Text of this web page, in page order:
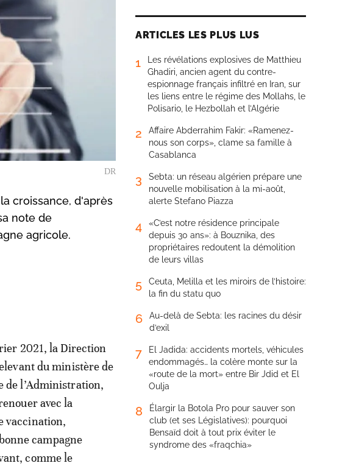
DR
croissance, d'après
note de
agricole.
2021, la Direction
du ministère de
de l’Administration,
avec la
vaccination,
campagne
comme le
ARTICLES LES PLUS LUS
1
Les révélations explosives de Matthieu
Ghadiri, ancien agent du contre-
espionnage français infiltré en Iran, sur
les liens entre le régime des Mollahs, le
Polisario, le Hezbollah et l’Algérie
2
Affaire Abderrahim Fakir: «Ramenez-
nous son corps», clame sa famille à
Casablanca
3
Sebta: un réseau algérien prépare une
nouvelle mobilisation à la mi-août,
alerte Stefano Piazza
4
«C’est notre résidence principale
depuis 30 ans»: à Bouznika, des
propriétaires redoutent la démolition
de leurs villas
5
Ceuta, Melilla et les miroirs de l’histoire:
la fin du statu quo
6
Au-delà de Sebta: les racines du désir
d’exil
7
El Jadida: accidents mortels, véhicules
endommagés… la colère monte sur la
«route de la mort» entre Bir Jdid et El
Oulja
8
Élargir la Botola Pro pour sauver son
club (et ses Législatives): pourquoi
Bensaïd doit à tout prix éviter le
syndrome des «fraqchia»